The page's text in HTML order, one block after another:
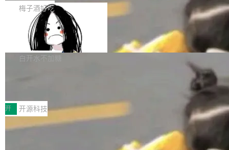
提交的编辑请求也长期处于待处理状态。 Groki
pedia 于去年底上线，定位为由人工智能生成内
容的百科平台，被马斯克视为传统众包百科网站
维基百科的替代方案。Lawfare 调查发现，无论
热门页面还是低关注度页面，均未出现近期更
是这样的：配 MessageSource 的 Bean、写 R
eloadableResourceBundleMessageSource、
声明 LocaleResolver、注册 LocaleChangeInt
erceptor…五六步之后才能看到第一行翻译文
本。 Solon 换了个方式。整个 i18n 模块围绕三
梅子酒好吃
Apache Doris 4.1 全面增强 Iceberg：
支持 UPDATE、MERGE INTO 与 Iceb
erg V3
Apache Doris 4.1 要补齐的，正是缺失的那一
半。在已有查询能力的基础上，Doris 进一步支
常维护操作，并完整支持 Iceberg V3 格式。
白开水不加糖
村国家自主创新示范区会议中心开幕。本届大会
由中关村智联软件服务业质量创新联盟主办，以
“智构可信·质创未来——AI原生时代的质量新范
式”为主题，直面AI从实验室走向规模化产业落地
开 开源科技
让非法状态不可表示：一篇关于 ADT
有一种东西，一旦用过就回不去了。Alex Fedos